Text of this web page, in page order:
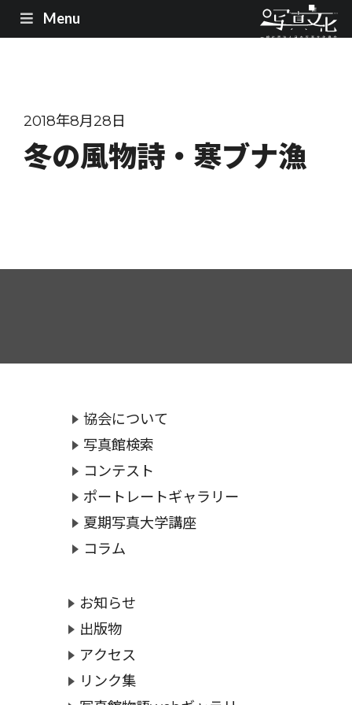
Menu
2018年8月28日
冬の風物詩・寒ブナ漁
協会について
写真館検索
コンテスト
ポートレートギャラリー
夏期写真大学講座
コラム
お知らせ
出版物
アクセス
リンク集